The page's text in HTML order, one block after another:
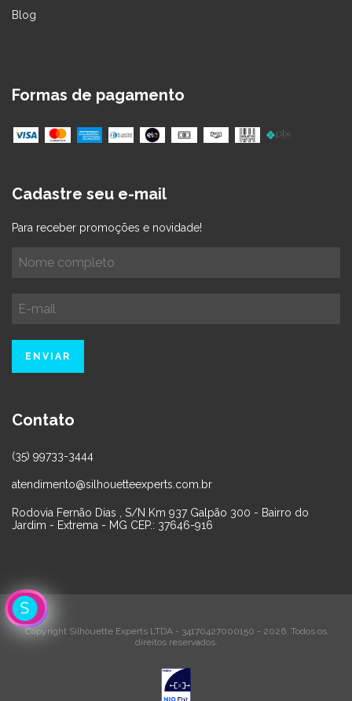
Blog
Formas de pagamento
Cadastre seu e-mail
Para receber promoções e novidade!
Contato
(35) 99733-3444
atendimento@silhouetteexperts.com.br
Rodovia Fernão Dias , S/N Km 937 Galpão 300 - Bairro do
Jardim - Extrema - MG CEP.: 37646-916
Copyright Silhouette Experts LTDA - 34170427000150 - 2026. Todos os
direitos reservados.